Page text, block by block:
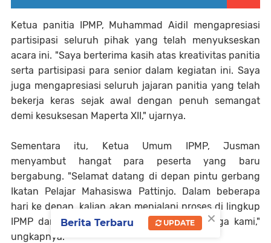
Ketua panitia IPMP, Muhammad Aidil mengapresiasi
partisipasi seluruh pihak yang telah menyukseskan
acara ini. "Saya berterima kasih atas kreativitas panitia
serta partisipasi para senior dalam kegiatan ini. Saya
juga mengapresiasi seluruh jajaran panitia yang telah
bekerja keras sejak awal dengan penuh semangat
demi kesuksesan Maperta XII," ujarnya.
Sementara itu, Ketua Umum IPMP, Jusman
menyambut hangat para peserta yang baru
bergabung. "Selamat datang di depan pintu gerbang
Ikatan Pelajar Mahasiswa Pattinjo. Dalam beberapa
hari ke depan, kalian akan menjalani proses di lingkup
IPMP dan resmi menjadi bagian dari keluarga kami,"
ungkapnya.
×
Berita Terbaru UPDATE